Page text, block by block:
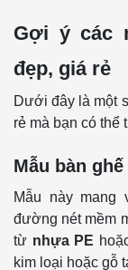
Gợi ý các
đẹp, giá rẻ
Dưới đây là một
rẻ mà bạn có thể
Mẫu bàn
Mẫu này mang
đường nét mềm
từ nhựa PE
kim loại hoặc gỗ